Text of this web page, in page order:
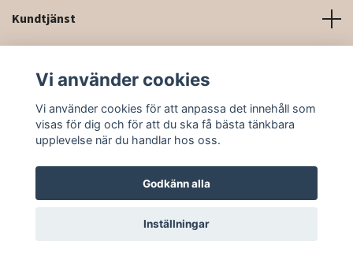
Kundtjänst
Sociala medier
© 2026 Rittforsridsport
Vi använder cookies
Vi använder cookies för att anpassa det innehåll som
visas för dig och för att du ska få bästa tänkbara
upplevelse när du handlar hos oss.
Godkänn alla
Inställningar